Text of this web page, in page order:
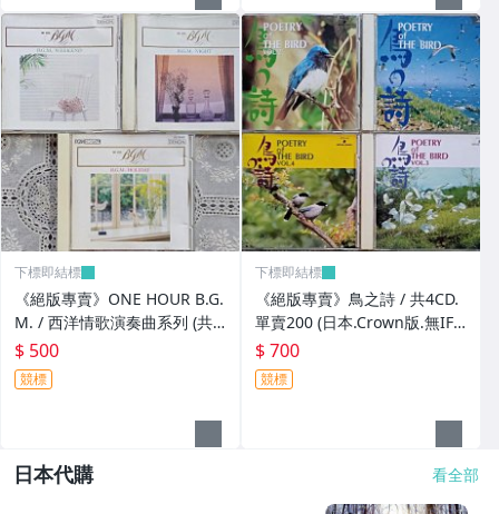
下標即結標
《絕版專賣》ONE HOUR B.G.
M. / 西洋情歌演奏曲系列 (共3
CD.日本Denon.無IFPI)
$ 500
競標
下標即結標
《絕版專賣》鳥之詩 / 共4CD.
單賣200 (日本.Crown版.無IFP
I)
$ 700
競標
日本代購 看全部